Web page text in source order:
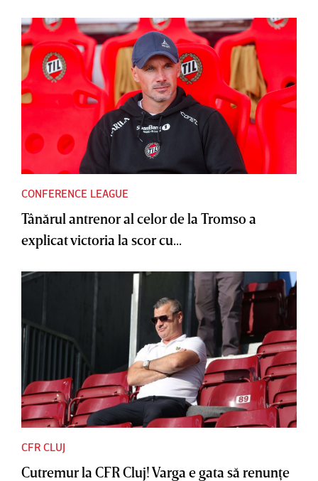
CONFERENCE LEAGUE
Tânărul antrenor al celor de la Tromso a
explicat victoria la scor cu...
CFR CLUJ
Cutremur la CFR Cluj! Varga e gata să renunţe